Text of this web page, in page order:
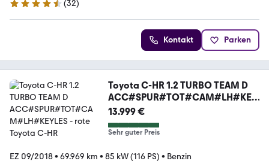
4.6 Sterne
(32)
Kontakt Parken
Toyota C-HR 1.2 TURBO TEAM D
ACC#SPUR#TOT#CAM#LH#KEY
LES
13.999 €
Sehr guter Preis
EZ 09/2018• 69.969 km • 85 kW (116 PS) • Benzin